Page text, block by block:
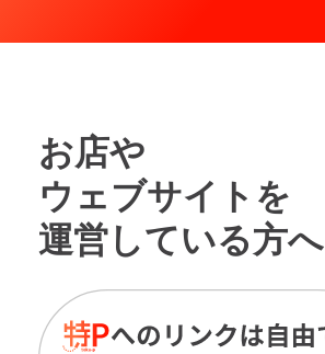
お店や
ウェブサイトを
運営している方へ